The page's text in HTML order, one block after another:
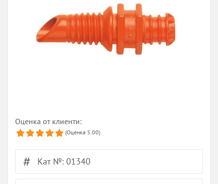
Оценка от клиенти:
(Оценка 5.00)
Кат №: 01340